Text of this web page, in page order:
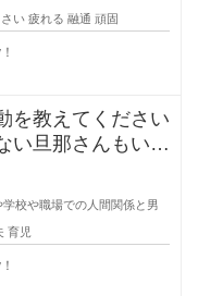
い 疲れる 融通 頑固
を教えてください
い旦那さんもいま
の
校や職場での人間関係と男
育児